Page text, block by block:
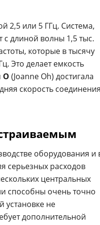
2,5 или 5 ГГц. Система,
с длиной волны 1,5 тыс.
которые в тысячу
Это делает емкость
О (Joanne Oh) достигала
скорость
оборудования и
серьезных расходов
центральных
способны очень точно
установке не
дополнительной